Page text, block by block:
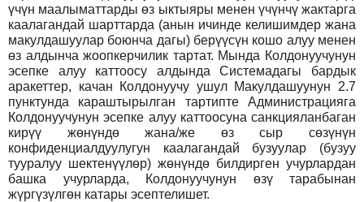
үчүн маалыматтарды өз ыктыяры менен үчүнчү жактарга
каалагандай шарттарда (анын ичинде келишимдер жана
макулдашуулар боюнча дагы) берүүсүн кошо алуу менен
өз алдынча жоопкерчилик тартат. Мында Колдонуучунун
эсепке алуу каттоосу алдында Системадагы бардык
аракеттер, качан Колдонуучу ушул Макулдашуунун 2.7
пунктунда караштырылган тартипте Администрацияга
Колдонуучунун эсепке алуу каттоосуна санкцияланбаган
кирүү жөнүндө жана/же өз сыр сөзүнүн
конфиденциалдуулугун каалагандай бузуулар (бузуу
тууралуу шектенүүлөр) жөнүндө билдирген учурлардан
башка учурларда, Колдонуучунун өзү тарабынан
жүргүзүлгөн катары эсептелишет.